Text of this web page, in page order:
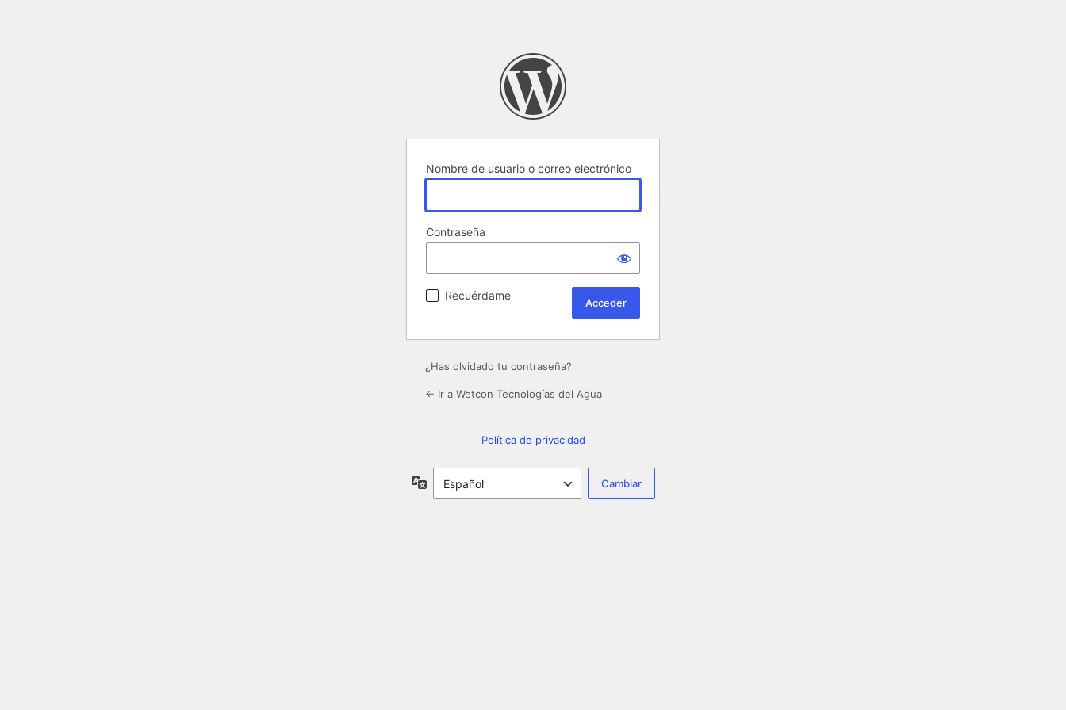
Nombre de usuario o correo electrónico
Contraseña
Alternative:
Recuérdame
¿Has olvidado tu contraseña?
← Ir a Wetcon Tecnologías del Agua
Política de privacidad
Idioma